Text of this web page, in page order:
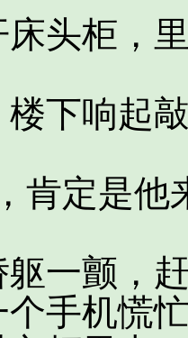
柜，里
响起敲
定是他
颤，赶
个手机慌